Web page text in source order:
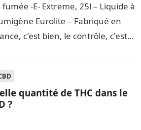
fumée -E- Extreme, 25l – Liquide à
Eurolite – Fabriqué en
c'est bien, le contrôle, c'est
quantité de THC dans le
?